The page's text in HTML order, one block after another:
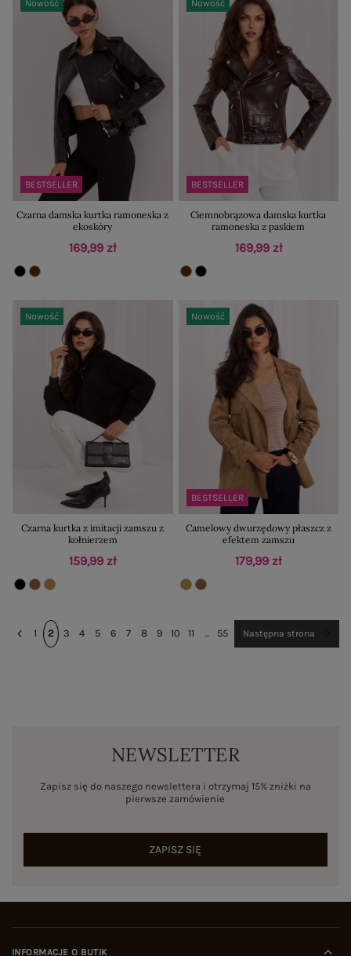
BESTSELLER
Nowość
Czarna damska kurtka ramoneska z
ekoskóry
169,99 zł
BESTSELLER
Nowość
Ciemnobrązowa damska kurtka
ramoneska z paskiem
169,99 zł
Nowość
Czarna kurtka z imitacji zamszu z
kołnierzem
159,99 zł
BESTSELLER
Nowość
Camelowy dwurzędowy płaszcz z
efektem zamszu
179,99 zł
1 2 3 4 5 6 7 8 9 10 11 ... 55 Następna strona
NEWSLETTER
Zapisz się do naszego newslettera i otrzymaj 15% zniżki na
pierwsze zamówienie
ZAPISZ SIĘ
INFORMACJE O BUTIK